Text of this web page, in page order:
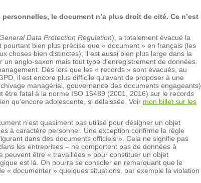
le document n’a plus droit de cité. Ce n’est
Data Protection Regulation), a totalement évacué la
bien plus précise que « document » en français (les
choses bien distinctes); il est aussi bien plus large dans la
anglo-saxon mais tout type d’enregistrement de données.
Dès lors que les « records » sont évacués, au
il est encore plus difficile qu’avant de proposer à une
managérial, gouvernance des documents engageants)
fatal à la norme ISO 15489 (2001, 2016) sur le records
qu’encore adolescente, si délaissée. Voir mon billet sur les
n’est quasiment pas utilisé pour désigner un objet
à caractère personnel. Une exception confirme la règle
dans des documents officiels ». Cela ne signifie pas
les entreprises – ne comportent pas de données à
être « travaillées » pour constituer un objet
est là. On pourra se consoler en remarquant que le
« documenter » quelques situations, par exemple la violation